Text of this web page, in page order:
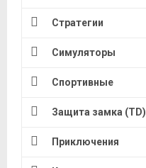
Стратегии
Симуляторы
Спортивные
Защита замка (TD)
Приключения